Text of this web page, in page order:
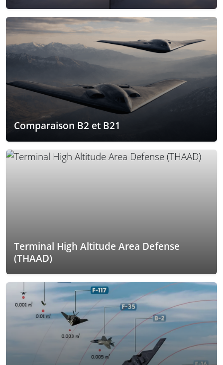
Comparaison B2 et B21
Terminal High Altitude Area Defense
(THAAD)